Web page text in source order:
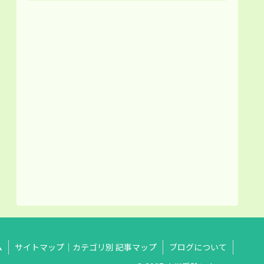
サイトマップ｜カテゴリ別 記事マップ
ブログについて